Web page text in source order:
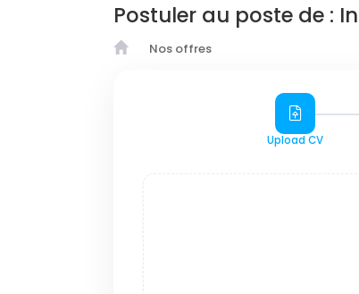
Postuler au poste de :
Nos offres
Upload CV